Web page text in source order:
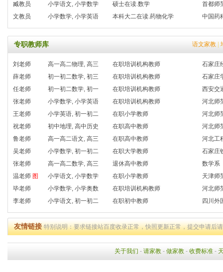
臧教员
小学语文, 小学数学 硕士在读.数学
首都师
文教员
小学数学, 小学英语 本科大二在读.药物化学 中国药
语文家教
专职教师库
刘老师 高一高二物理, 高三 在职培训机构教师
石家庄
薛老师
初一初二数学, 初三 在职培训机构教师
石家庄
任老师
初一初二数学, 初一 在职培训机构教师
西安交
张老师
小学数学, 小学英语 在职培训机构教师
河北师
王老师
小学英语, 初一初二 在职小学教师
河北师
祝老师
初中地理, 高中历史 在职高中教师
河北师
鲁老师
高一高二语文, 高三 在职高中教师
河北工
吴老师
小学数学, 初一初二 在职大学教师
石家庄
张老师
高一高二数学, 高三 退休高中教师
数学系
温老师 图 小学语文, 小学数学 在职小学教师
天津师
毕老师
小学数学, 小学奥数 在职培训机构教师
河北师
李老师
小学语文, 初一初二 在职初中教师 四川外
友情链接特别说明：要求链接站百度收录正常，快照更新正常，提交申请后
关于我们 - 请家教- 做家教- 收费标准-